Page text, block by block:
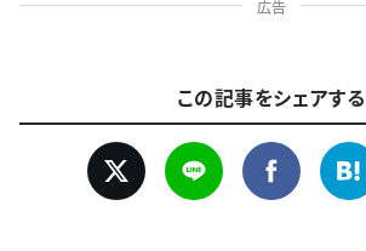
広告
この記事をシェアする